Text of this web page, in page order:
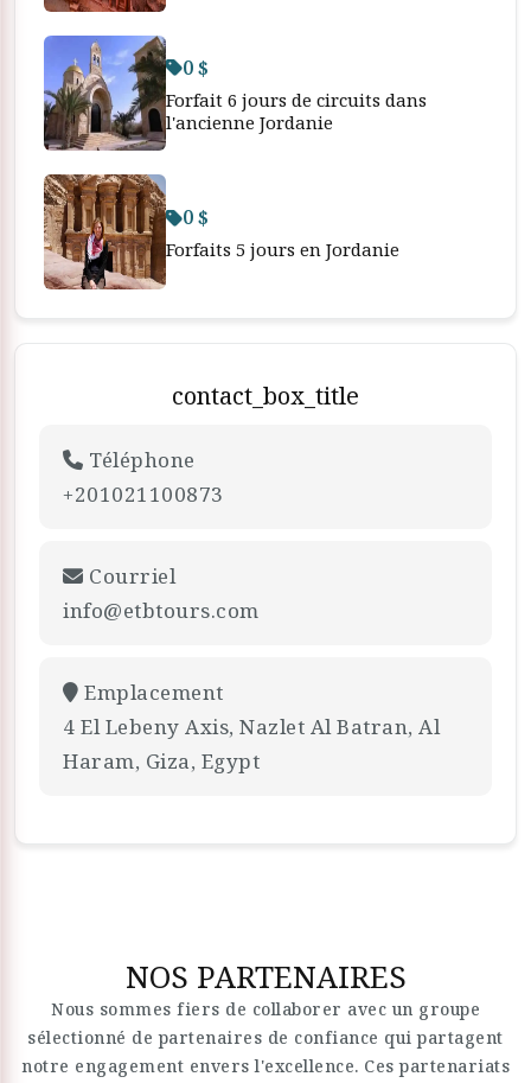
0 $
Forfait 6 jours de circuits dans
l'ancienne Jordanie
0 $
Forfaits 5 jours en Jordanie
contact_box_title
Téléphone
+201021100873
Courriel
info@etbtours.com
Emplacement
4 El Lebeny Axis, Nazlet Al Batran, Al
Haram, Giza, Egypt
NOS PARTENAIRES
Nous sommes fiers de collaborer avec un groupe
sélectionné de partenaires de confiance qui partagent
notre engagement envers l'excellence. Ces partenariats